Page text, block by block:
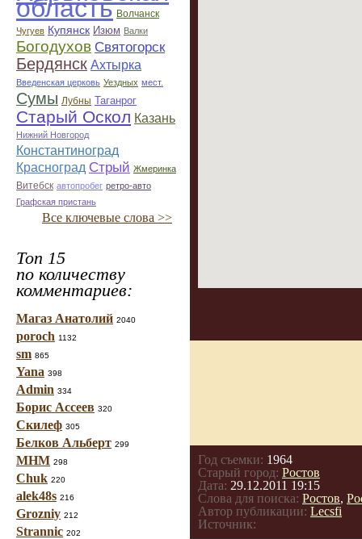
область Волчанск
Чугуев Купянск Изюм Валки
Богодухов Святогорск
Бердянск Ахтырка
Введенская церковь Уездных мест.
Сумы Лубны Таганрог
Старый Оскол Казань
Нижний Новгород
Константиноград
Красноград Стрый Жмеринка
Витебск автопробег ретро-авто
Графская пристань
Все ключевые слова >>
Топ 15
по количеству
комментариев:
Магаз Анатолий 2040
poroch 1132
sm 865
Yana 398
Admin 334
Борис Ассеев 320
Скилеф 305
Белков Альберт 299
МНМ 298
Chuk 220
alek48s 216
Grozniy 212
Strannic 202
Год съемки: 1964
Старый город: Ростов
Дата: 29.12.2011 19:15
Слова для поиска: Ростов,
Автор публикации: Lecsfi
Источник: